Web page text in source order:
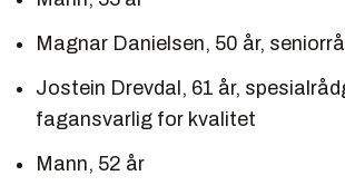
Magnar Danielsen, 50 år,
Jostein Drevdal, 61 år,
fagansvarlig for kvalitet
Mann, 52 år